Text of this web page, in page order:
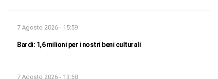
7 Agosto 2026 - 15:59
Bardi: 1,6 milioni per i nostri beni culturali
7 Agosto 2026 - 13:58